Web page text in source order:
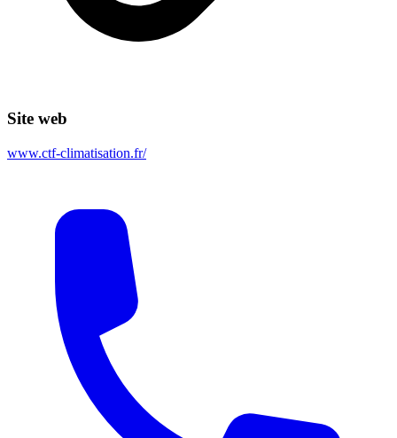
Site web
www.ctf-climatisation.fr/